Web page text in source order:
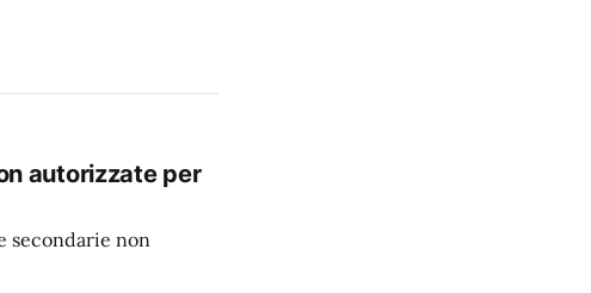
autorizzate per
secondarie non